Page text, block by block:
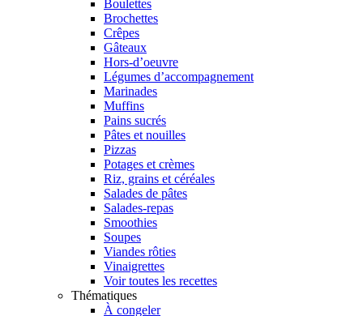
Boulettes
Brochettes
Crêpes
Gâteaux
Hors-d’oeuvre
Légumes d’accompagnement
Marinades
Muffins
Pains sucrés
Pâtes et nouilles
Pizzas
Potages et crèmes
Riz, grains et céréales
Salades de pâtes
Salades-repas
Smoothies
Soupes
Viandes rôties
Vinaigrettes
Voir toutes les recettes
Thématiques
À congeler